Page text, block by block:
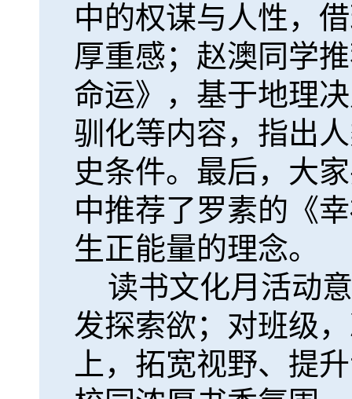
中的权谋与人性，
厚重感；赵澳同学
命运》，基于地理
驯化等内容，指出
史条件。最后，大
中推荐了罗素的《
生正能量的理念。
读书文化月活动
发探索欲；对班级
上，拓宽视野、提